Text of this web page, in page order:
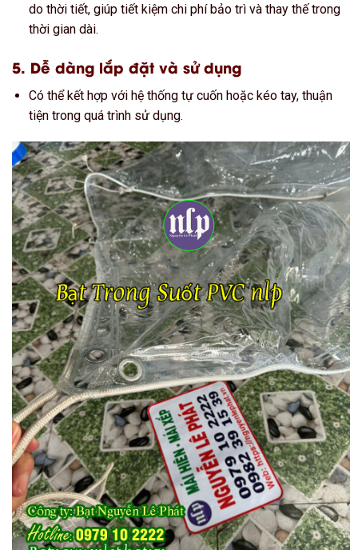
do thời tiết, giúp tiết kiệm chi phí bảo trì và thay thế trong
thời gian dài.
5. Dễ dàng lắp đặt và sử dụng
Có thể kết hợp với hệ thống tự cuốn hoặc kéo tay, thuận
tiện trong quá trình sử dụng.